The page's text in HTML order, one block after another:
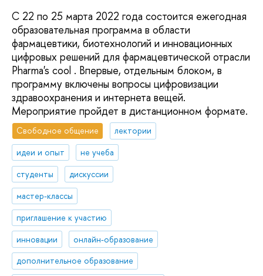
C 22 по 25 марта 2022 года состоится ежегодная
образовательная программа в области
фармацевтики, биотехнологий и инновационных
цифровых решений для фармацевтической отрасли
Pharma's cool . Впервые, отдельным блоком, в
программу включены вопросы цифровизации
здравоохранения и интернета вещей.
Мероприятие пройдет в дистанционном формате.
Свободное общение
лектории
идеи и опыт
не учеба
студенты
дискуссии
мастер-классы
приглашение к участию
инновации
онлайн-образование
дополнительное образование